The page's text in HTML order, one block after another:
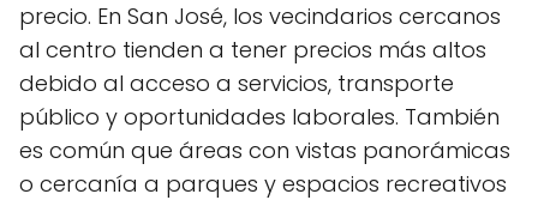
precio. En San José, los vecindarios cercanos
al centro tienden a tener precios más altos
debido al acceso a servicios, transporte
público y oportunidades laborales. También
es común que áreas con vistas panorámicas
o cercanía a parques y espacios recreativos